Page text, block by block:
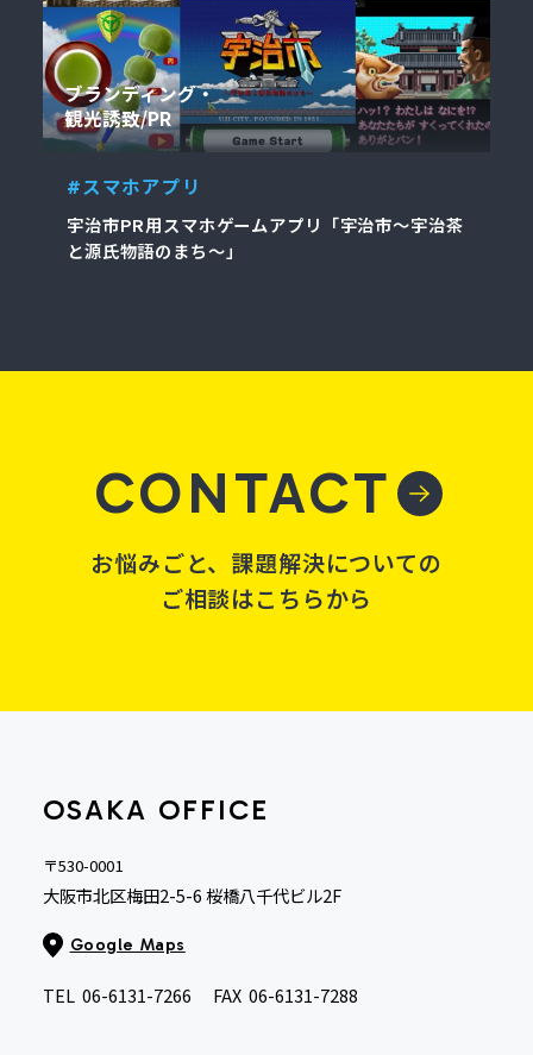
ブランディング
観光誘致/PR
#スマホアプリ
宇治市PR用スマホゲームアプリ「宇治市～宇治茶
と源氏物語のまち～」
CONTACT
お悩みごと、課題解決についての
ご相談はこちらから
OSAKA OFFICE
〒530-0001
大阪市北区梅田2-5-6 桜橋八千代ビル2F
Google Maps
TEL 06-6131-7266 FAX 06-6131-7288